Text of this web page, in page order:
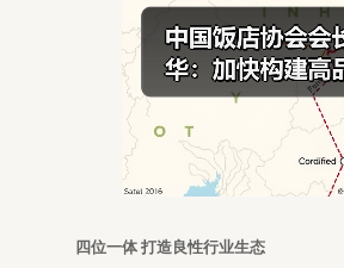
四位一体 打造良性行业生态